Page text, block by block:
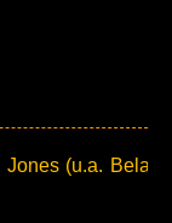
Jones (u.a. Bela